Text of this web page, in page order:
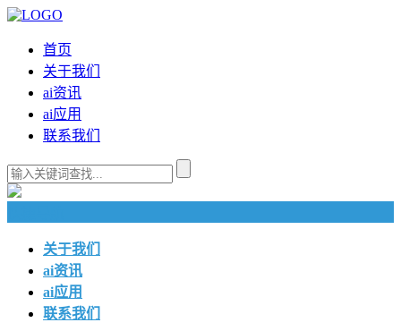
首页
关于我们
ai资讯
ai应用
联系我们
关于我们
ai资讯
ai应用
联系我们